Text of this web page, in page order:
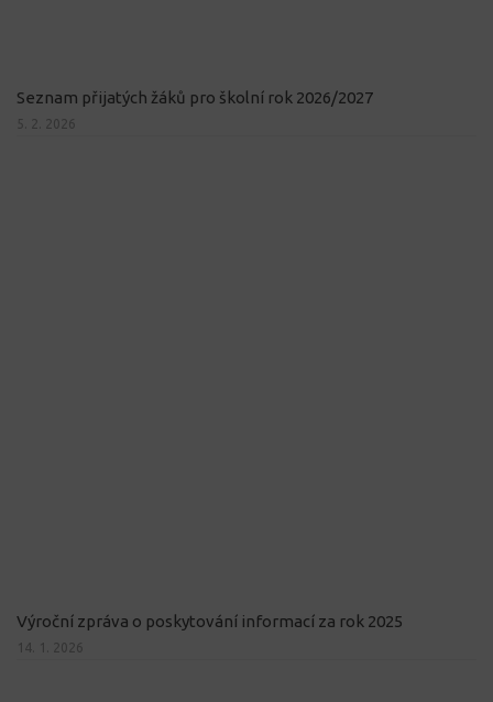
Seznam přijatých žáků pro školní rok 2026/2027
5. 2. 2026
Výroční zpráva o poskytování informací za rok 2025
14. 1. 2026